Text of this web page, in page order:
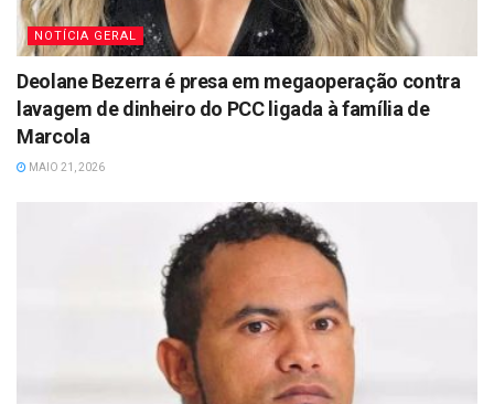
NOTÍCIA GERAL
Deolane Bezerra é presa em megaoperação contra
lavagem de dinheiro do PCC ligada à família de
Marcola
MAIO 21, 2026